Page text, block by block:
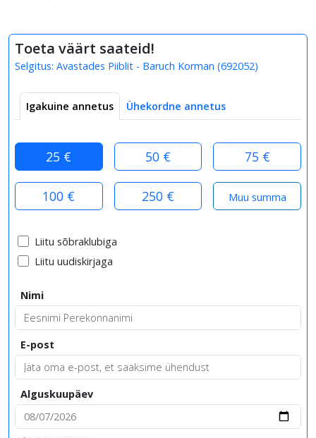
Toeta väärt saateid!
Selgitus: Avastades Piiblit - Baruch Korman (692052)
Igakuine annetus Ühekordne annetus
25 € 50 € 75 €
100 € 250 €
Liitu sõbraklubiga
Liitu uudiskirjaga
Nimi
E-post
Alguskuupäev